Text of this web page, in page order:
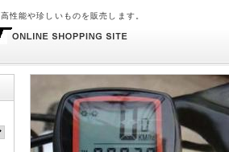
性能や珍しいものを販売します。